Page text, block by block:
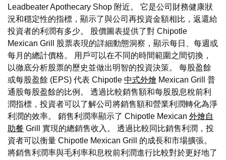
Leadbeater Apothecary Shop 附近。 它是公司財務健康狀
況和穩定性的指標，顯示了與公司再投資金額相比，返還給
投資者的利潤有多少。 股價圖表提供了對 Chipotle
Mexican Grill 股票表現的詳細動態洞察，顯示每日、每週或
每月的總計價格。 用戶可以在不同的時間範圍之間切換，
以徹底分析股票的歷史並做出明智的投資決策。 每股盈餘
或每股盈餘 (EPS) 代表 Chipotle 中式外燴 Mexican Grill 普
通股每股盈餘的比例。 透過比較銷售額和每股股息稅前利
潤指標，投資者可以了解公司將銷售額和營業利潤轉化為淨
利潤的效率。 銷售利潤率顯示了 Chipotle Mexican 外燴自
助餐 Grill 實現的總銷售收入。 透過比較同比銷售利潤，投
資者可以衡量 Chipotle Mexican Grill 的成長和市場擴張。
將銷售利潤率與毛利率和息稅前利潤進行比較對於更好地了